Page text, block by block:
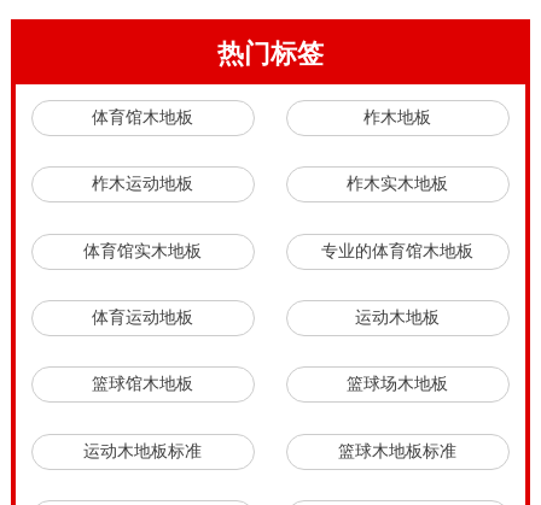
热门标签
体育馆木地板 柞木地板
柞木运动地板 柞木实木地板
体育馆实木地板 专业的体育馆木地板
体育运动地板 运动木地板
篮球馆木地板 篮球场木地板
运动木地板标准 篮球木地板标准